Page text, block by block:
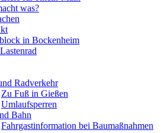
was?
in Bockenheim
Radverkehr
Zu Fuß in Gießen
Umlaufsperren
Bahn
Fahrgastinformation bei Baumaßnahmen